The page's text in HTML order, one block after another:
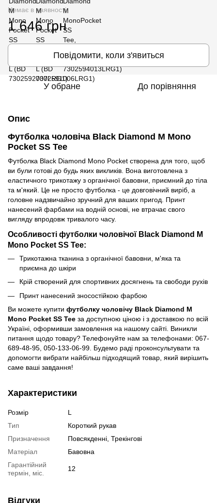
Немає в наявності
1 646 грн
Повідомити, коли з'явиться
У обране До порівняння
Опис
Футболка чоловіча Black Diamond M Mono
Pocket SS Tee
Футболка Black Diamond Mono Pocket створена для того, щоб
ви були готові до будь яких викликів. Вона виготовлена з
еластичного трикотажу з органічної бавовни, приємний до тіла
та м'який. Це не просто футболка - це довговічний виріб, а
головне надзвичайно зручний для ваших пригод. Принт
нанесений фарбами на водній основі, не втрачає свого
вигляду впродовж тривалого часу.
Особливості футболки чоловічої Black Diamond M
Mono Pocket SS Tee:
Трикотажна тканина з органічної бавовни, м'яка та
приємна до шкіри
Крій створений для спортивних досягнень та свободи рухів
Принт нанесений зносостійкою фарбою
Ви можете купити футболку чоловічу Black Diamond M
Mono Pocket SS Tee за доступною ціною і з доставкою по всій
Україні, оформивши замовлення на нашому сайті. Виникли
питання щодо товару? Телефонуйте нам за телефонами: 067-
689-48-95, 050-133-06-99. Будемо раді проконсультувати та
допомогти вибрати найбільш підходящий товар, який вирішить
саме ваші завдання!
Характеристики
Розмір
L
Тип
Короткий рукав
Призначення
Повсякденні, Трекінгові
Матеріал
Бавовна
Гарантійний
термін, міс.
12
Відгуки